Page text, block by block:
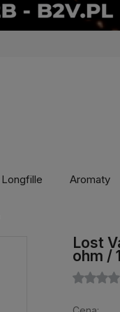
Longfille Aromaty
Lost
ohm /